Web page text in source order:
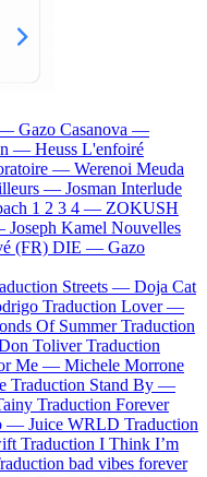
— Gazo Casanova —
— Heuss L'enfoiré
— Werenoi Meuda
— Josman Interlude
1 2 3 4 — ZOKUSH
Joseph Kamel Nouvelles
(FR) DIE — Gazo
Streets — Doja Cat
Traduction Lover —
Of Summer Traduction
Toliver Traduction
Me — Michele Morrone
Traduction Stand By —
Traduction Forever
— Juice WRLD Traduction
Traduction I Think I’m
bad vibes forever